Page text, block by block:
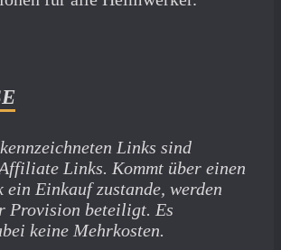
Links sind
Links. Kommt über einen
ein Einkauf zustande, werden
Provision beteiligt. Es
keine Mehrkosten.